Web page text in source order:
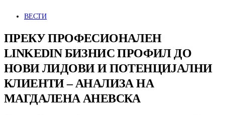
ВЕСТИ
ПРЕКУ ПРОФЕСИОНАЛЕН
LINKEDIN БИЗНИС ПРОФИЛ ДО
НОВИ ЛИДОВИ И ПОТЕНЦИЈАЛНИ
КЛИЕНТИ – АНАЛИЗА НА
МАГДАЛЕНА АНЕВСКА